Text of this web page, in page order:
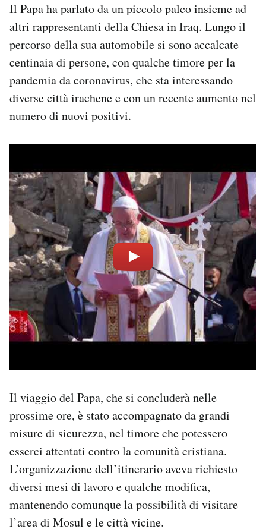
Il Papa ha parlato da un piccolo palco insieme ad
altri rappresentanti della Chiesa in Iraq. Lungo il
percorso della sua automobile si sono accalcate
centinaia di persone, con qualche timore per la
pandemia da coronavirus, che sta interessando
diverse città irachene e con un recente aumento nel
numero di nuovi positivi.
Il viaggio del Papa, che si concluderà nelle
prossime ore, è stato accompagnato da grandi
misure di sicurezza, nel timore che potessero
esserci attentati contro la comunità cristiana.
L’organizzazione dell’itinerario aveva richiesto
diversi mesi di lavoro e qualche modifica,
mantenendo comunque la possibilità di visitare
l’area di Mosul e le città vicine.